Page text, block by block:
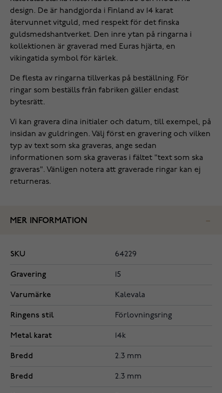
design. De är handgjorda i Finland av 14 karat
återvunnet vitguld, med respekt för det finska
guldsmedshantverket. Den inre ytan på ringarna i
kollektionen är graverad med Euras hjärta, en
vikingatida symbol för kärlek.
De flesta av ringarna tillverkas på beställning. För
ringar som beställs från fabriken gäller endast
bytesrätt.
Vi kan gravera dina initialer och datum, till exempel, på
insidan av guldringen. Välj först en gravering och vilken
typ av text som ska graveras, ange sedan
informationen som ska graveras i fältet "text som ska
graveras". Vänligen notera att graverade ringar kan ej
returneras.
MER INFORMATION
SKU 64229
Gravering 15
Varumärke Kalevala
Ringens stil Förlovningsring
Metal karat 14k
Bredd 2.3 mm
Bredd 2.3 mm